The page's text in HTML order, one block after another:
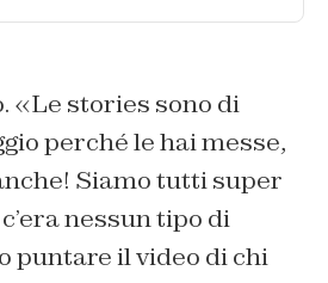
«Le stories sono di
perché le hai messe,
Siamo tutti super
nessun tipo di
puntare il video di chi